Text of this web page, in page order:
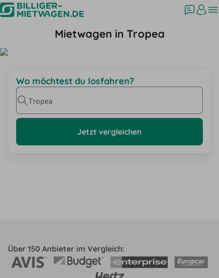
Mietwagen in Tropea
Wo möchtest du losfahren?
Tropea
Jetzt vergleichen
Über 150 Anbieter im Vergleich: